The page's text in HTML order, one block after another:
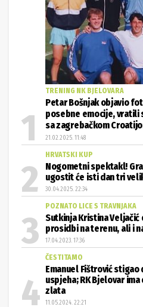
TRENING NK BJELOVARA
Petar Bošnjak objavio
posebne emocije, vratili
sa zagrebačkom
21.02.2025. 11:48
HRVATSKI KUP
Nogometni spektakl!
ugostit će isti dan tri
30.04.2025. 22:34
POZNATO LICE S TRAVNJAKA
Sutkinja Kristina
prosidbi na terenu, ali i
17.04.2023. 17:36
ČESTITAMO
Emanuel Fištrović
uspjeha; RK Bjelovar
zlata
11.05.2024. 22:21